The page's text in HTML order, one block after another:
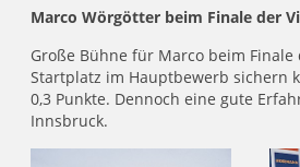
Marco Wörgötter beim Finale der
Große Bühne für Marco beim
Startplatz im Hauptbewerb sichern
0,3 Punkte. Dennoch eine gute
Innsbruck.